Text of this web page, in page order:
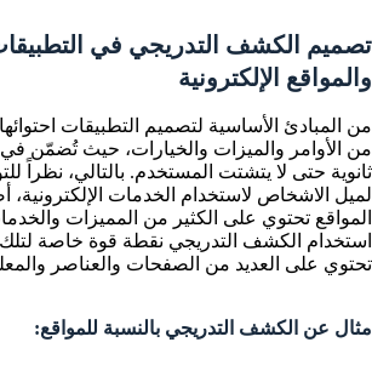
تصميم الكشف التدريجي في
والمواقع الإلكترونية
من المبادئ الأساسية لتصميم التطبيقات
من الأوامر والميزات والخيارات، حيث تُضمّن
ثانوية حتى لا يتشتت المستخدم. بالتالي، نظراً
لميل الاشخاص لاستخدام الخدمات
المواقع تحتوي على الكثير من المميزات
استخدام الكشف التدريجي نقطة قوة خاصة لتلك
تحتوي على العديد من الصفحات والعناصر
مثال عن الكشف التدريجي بالنسبة للمواقع: